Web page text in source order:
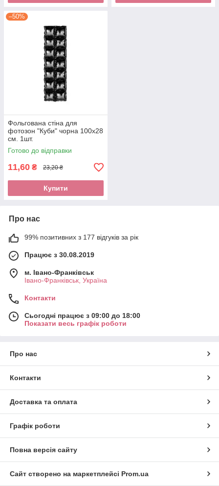
–50%
Фольгована стіна для
фотозон "Куби" чорна 100х28
см. 1шт.
Готово до відправки
11,60 ₴ 23,20 ₴
Купити
Про нас
99% позитивних з 177 відгуків за рік
Працює з 30.08.2019
м. Івано-Франківськ
Івано-Франківськ, Україна
Контакти
Сьогодні працює з 09:00 до 18:00
Показати весь графік роботи
Про нас
Контакти
Доставка та оплата
Графік роботи
Повна версія сайту
Сайт створено на маркетплейсі Prom.ua